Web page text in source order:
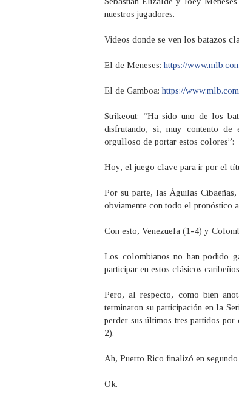
nuestros jugadores.
Videos donde se ven los batazos
El de Meneses: https://
El de Gamboa: https://
Strikeout: “Ha sido uno de los
disfrutando, sí, muy contento
orgulloso de portar estos colores”:
Hoy, el juego clave para ir por el
Por su parte, las Águilas
obviamente con todo el pronóstico
Con esto, Venezuela (1-4) y
Los colombianos no han podido
participar en estos clásicos
Pero, al respecto, como bien
terminaron su participación en la
perder sus últimos tres partidos
2).
Ah, Puerto Rico finalizó en
Ok.